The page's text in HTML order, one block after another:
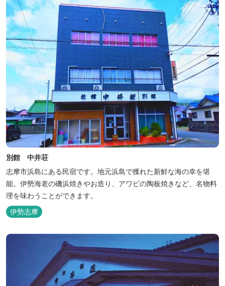
別館 中井荘
志摩市浜島にある民宿です。地元浜島で獲れた新鮮な海の幸を堪
能。伊勢海老の磯浜焼きやお造り、アワビの陶板焼きなど、名物料
理を味わうことができます。
伊勢志摩